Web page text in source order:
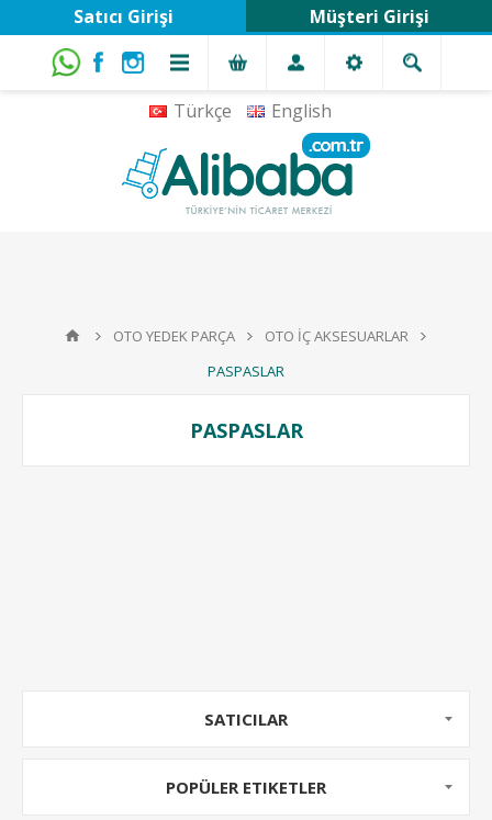
Türkçe English
Satıcı Girişi Müşteri Girişi
OTO YEDEK PARÇA
OTO İÇ AKSESUARLAR
PASPASLAR
PASPASLAR
SATICILAR
POPÜLER ETIKETLER